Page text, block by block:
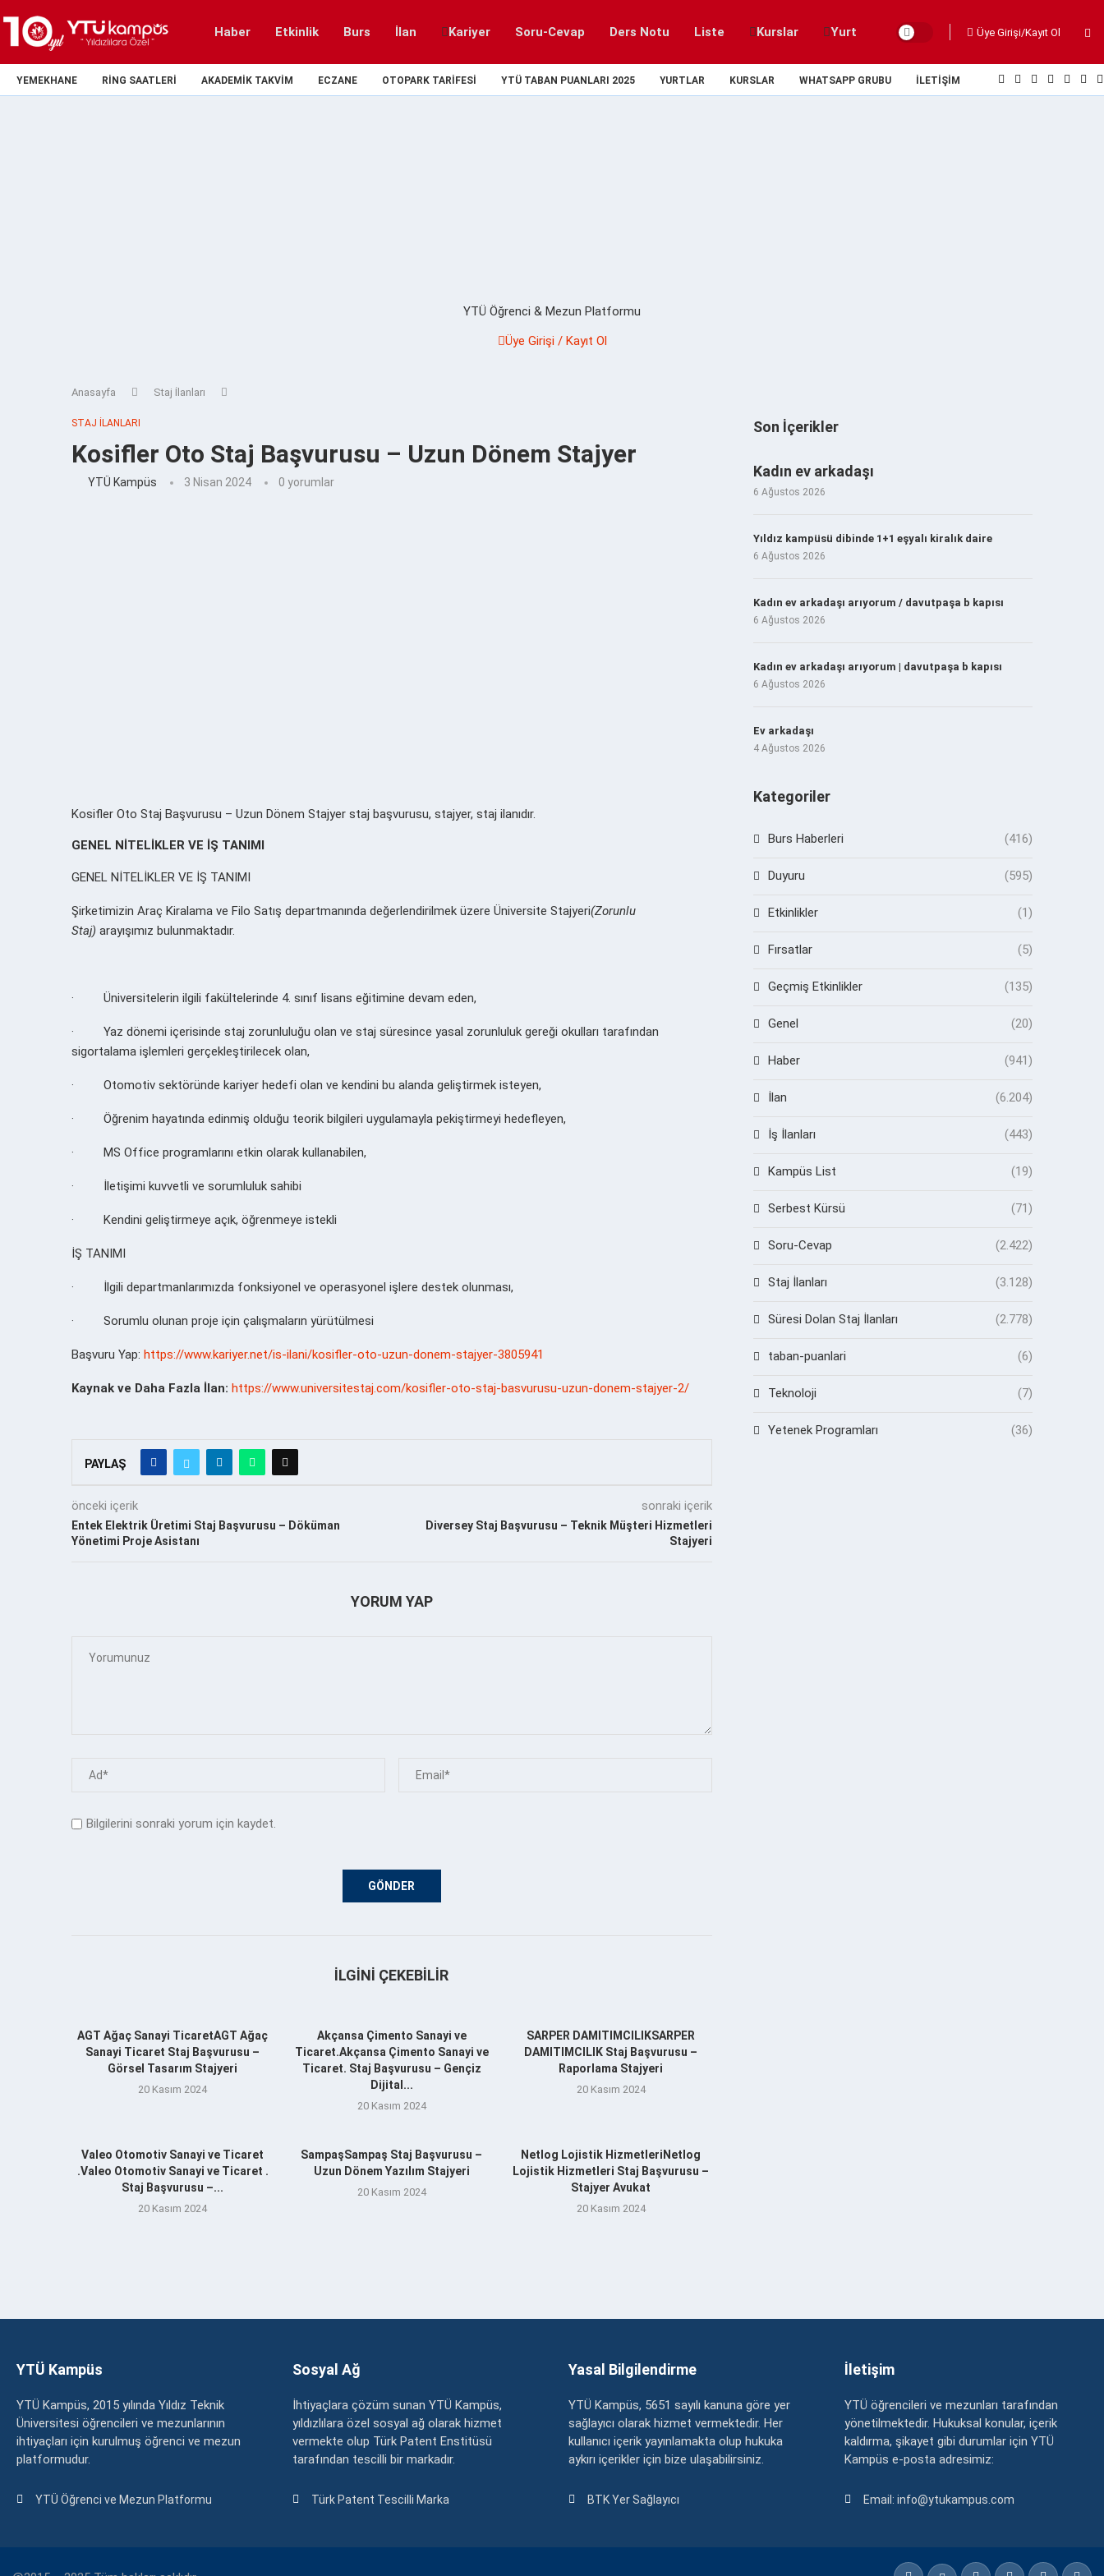
Haber Etkinlik Burs İlan Kariyer Soru-Cevap Ders Notu Liste Kurslar Yurt Üye Girişi/Kayıt Ol
YEMEKHANE RING SAATLERI AKADEMIK TAKVIM ECZANE OTOPARK TARIFESI YTÜ TABAN PUANLARI 2025 YURTLAR KURSLAR WHATSAPP GRUBU İLETIŞIM
YTÜ Öğrenci & Mezun Platformu
Üye Girişi / Kayıt Ol
Anasayfa Staj İlanları
STAJ İLANLARI
Kosifler Oto Staj Başvurusu – Uzun Dönem Stajyer
YTÜ Kampüs 3 Nisan 2024 0 yorumlar
Kosifler Oto Staj Başvurusu – Uzun Dönem Stajyer staj başvurusu, stajyer, staj ilanıdır.
GENEL NİTELİKLER VE İŞ TANIMI
GENEL NİTELİKLER VE İŞ TANIMI
Şirketimizin Araç Kiralama ve Filo Satış departmanında değerlendirilmek üzere Üniversite Stajyeri(Zorunlu
Staj) arayışımız bulunmaktadır.
· Üniversitelerin ilgili fakültelerinde 4. sınıf lisans eğitimine devam eden,
·
Yaz dönemi içerisinde staj zorunluluğu olan ve staj süresince yasal zorunluluk gereği okulları tarafından
sigortalama işlemleri gerçekleştirilecek olan,
· Otomotiv sektöründe kariyer hedefi olan ve kendini bu alanda geliştirmek isteyen,
· Öğrenim hayatında edinmiş olduğu teorik bilgileri uygulamayla pekiştirmeyi hedefleyen,
· MS Office programlarını etkin olarak kullanabilen,
· İletişimi kuvvetli ve sorumluluk sahibi
· Kendini geliştirmeye açık, öğrenmeye istekli
İŞ TANIMI
· İlgili departmanlarımızda fonksiyonel ve operasyonel işlere destek olunması,
· Sorumlu olunan proje için çalışmaların yürütülmesi
Başvuru Yap: https://www.kariyer.net/is-ilani/kosifler-oto-uzun-donem-stajyer-3805941
Kaynak ve Daha Fazla İlan: https://www.universitestaj.com/kosifler-oto-staj-basvurusu-uzun-donem-stajyer-2/
PAYLAŞ
önceki içerik
Entek Elektrik Üretimi Staj Başvurusu – Döküman
Yönetimi Proje Asistanı
sonraki içerik
Diversey Staj Başvurusu – Teknik Müşteri Hizmetleri
Stajyeri
YORUM YAP
Bilgilerini sonraki yorum için kaydet.
İLGINI ÇEKEBILIR
AGT Ağaç Sanayi TicaretAGT Ağaç
Sanayi Ticaret Staj Başvurusu –
Görsel Tasarım Stajyeri
20 Kasım 2024
Akçansa Çimento Sanayi ve
Ticaret.Akçansa Çimento Sanayi ve
Ticaret. Staj Başvurusu – Gençiz
Dijital...
20 Kasım 2024
SARPER DAMITIMCILIKSARPER
DAMITIMCILIK Staj Başvurusu –
Raporlama Stajyeri
20 Kasım 2024
Valeo Otomotiv Sanayi ve Ticaret
.Valeo Otomotiv Sanayi ve Ticaret .
Staj Başvurusu –...
20 Kasım 2024
SampaşSampaş Staj Başvurusu –
Uzun Dönem Yazılım Stajyeri
20 Kasım 2024
Netlog Lojistik HizmetleriNetlog
Lojistik Hizmetleri Staj Başvurusu –
Stajyer Avukat
20 Kasım 2024
Son İçerikler
Kadın ev arkadaşı
6 Ağustos 2026
Yıldız kampüsü dibinde 1+1 eşyalı kiralık daire
6 Ağustos 2026
Kadın ev arkadaşı arıyorum / davutpaşa b kapısı
6 Ağustos 2026
Kadın ev arkadaşı arıyorum | davutpaşa b kapısı
6 Ağustos 2026
Ev arkadaşı
4 Ağustos 2026
Kategoriler
Burs Haberleri (416)
Duyuru (595)
Etkinlikler (1)
Fırsatlar (5)
Geçmiş Etkinlikler (135)
Genel (20)
Haber (941)
İlan (6.204)
İş İlanları (443)
Kampüs List (19)
Serbest Kürsü (71)
Soru-Cevap (2.422)
Staj İlanları (3.128)
Süresi Dolan Staj İlanları (2.778)
taban-puanlari (6)
Teknoloji (7)
Yetenek Programları (36)
YTÜ Kampüs
YTÜ Kampüs, 2015 yılında Yıldız Teknik
Üniversitesi öğrencileri ve mezunlarının
ihtiyaçları için kurulmuş öğrenci ve mezun
platformudur.
YTÜ Öğrenci ve Mezun Platformu
Sosyal Ağ
İhtiyaçlara çözüm sunan YTÜ Kampüs,
yıldızlılara özel sosyal ağ olarak hizmet
vermekte olup Türk Patent Enstitüsü
tarafından tescilli bir markadır.
Türk Patent Tescilli Marka
Yasal Bilgilendirme
YTÜ Kampüs, 5651 sayılı kanuna göre yer
sağlayıcı olarak hizmet vermektedir. Her
kullanıcı içerik yayınlamakta olup hukuka
aykırı içerikler için bize ulaşabilirsiniz.
BTK Yer Sağlayıcı
İletişim
YTÜ öğrencileri ve mezunları tarafından
yönetilmektedir. Hukuksal konular, içerik
kaldırma, şikayet gibi durumlar için YTÜ
Kampüs e-posta adresimiz:
Email: info@ytukampus.com